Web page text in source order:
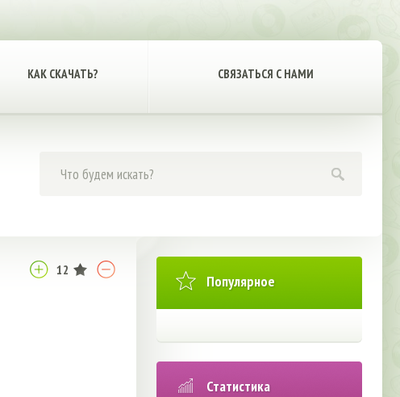
КАК СКАЧАТЬ? СВЯЗАТЬСЯ С НАМИ
12
Популярное
Статистика